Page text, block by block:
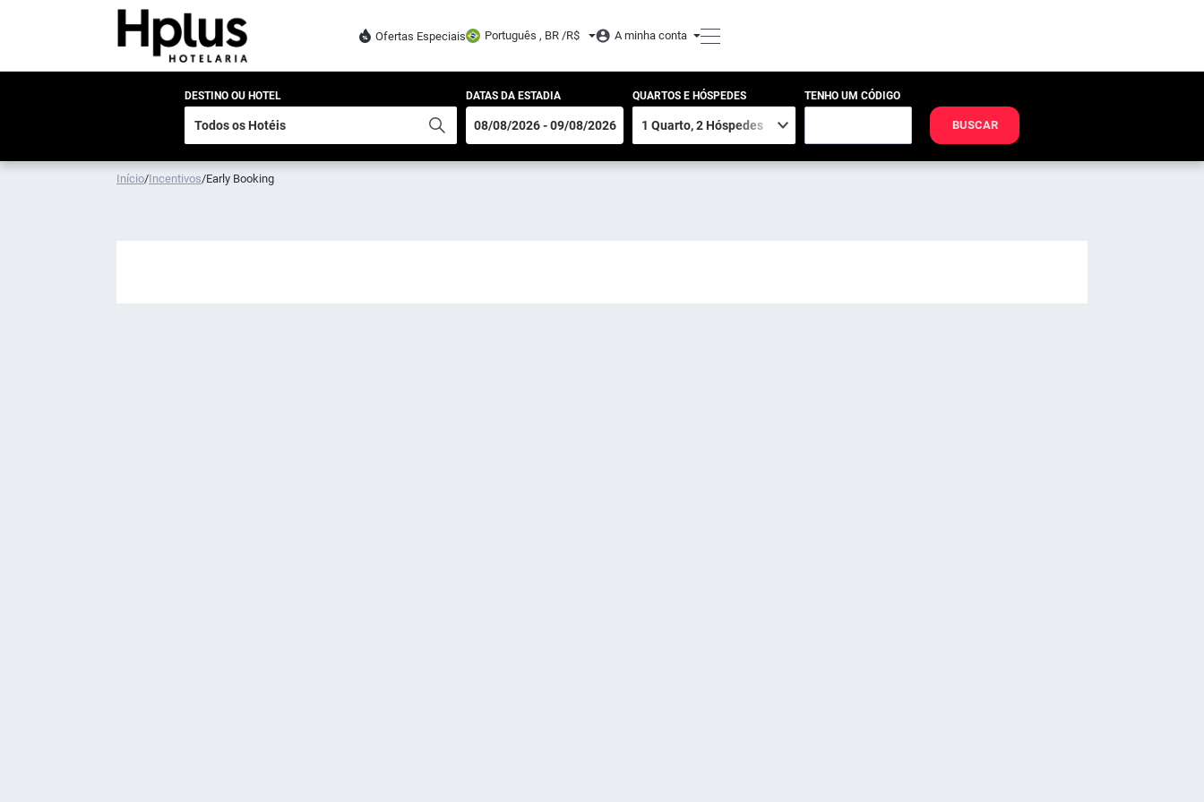
Ofertas Especiais Português , BR /R$ A minha conta
DESTINO OU HOTEL DATAS DA ESTADIA QUARTOS E HÓSPEDES TENHO UM CÓDIGO
BUSCAR
Início/Incentivos/Early Booking